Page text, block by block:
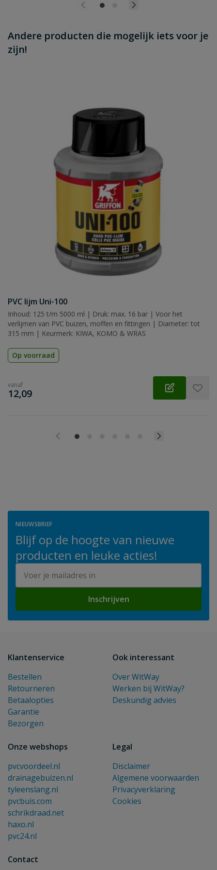
Andere producten die mogelijk iets voor je
zijn!
PVC lijm Uni-100
Inhoud: 125 t/m 5000 ml | Druk: max. 16 bar | Voor het
verlijmen van PVC buizen, moffen en fittingen | Diameter: tot
315 mm | Keurmerk: KIWA, KOMO & WRAS
Op voorraad
vanaf
€
12,09
NIEUWSBRIEF
Blijf op de hoogte van nieuwe
producten en leuke acties!
Inschrijven
Klantenservice
Bestellen
Retourneren
Betaalopties
Garantie
Bezorgen
Ook interessant
Over WitWay
Werken bij WitWay?
Deskundig advies
Onze webshops
pvcvoordeel.nl
drainagebuizen.nl
tyleenslang.nl
pvcbuis.com
schrikdraad.net
haxo.nl
pvc24.nl
Legal
Disclaimer
Algemene voorwaarden
Privacyverklaring
Cookies
Contact